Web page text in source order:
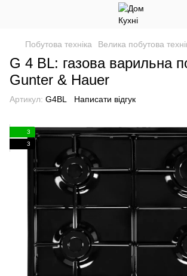
Побутова техніка Велика побутова
G 4 BL: газова варильна
Gunter & Hauer
Артикул: G4BL Написати відгук
3
3